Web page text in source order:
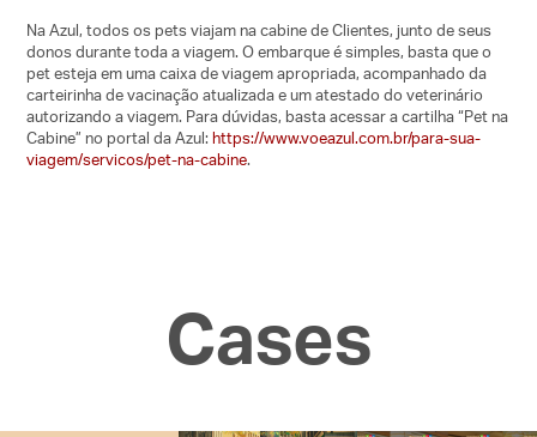
Na Azul, todos os pets viajam na cabine de Clientes, junto de seus
donos durante toda a viagem. O embarque é simples, basta que o
pet esteja em uma caixa de viagem apropriada, acompanhado da
carteirinha de vacinação atualizada e um atestado do veterinário
autorizando a viagem. Para dúvidas, basta acessar a cartilha “Pet na
Cabine” no portal da Azul:https://www.voeazul.com.br/para-sua-
viagem/servicos/pet-na-cabine.
Cases